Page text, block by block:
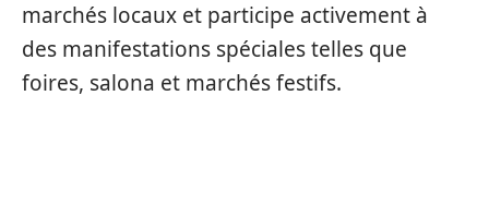
marchés locaux et participe activement à
des manifestations spéciales telles que
foires, salona et marchés festifs.